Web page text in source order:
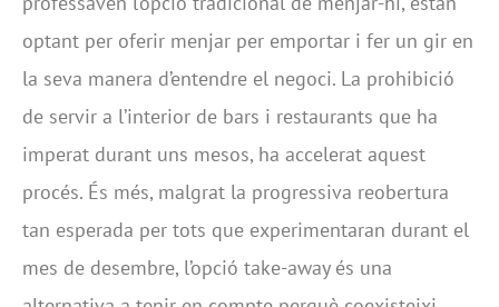
optant per oferir menjar per emportar i fer un gir en
la seva manera d’entendre el negoci. La prohibició
de servir a l’interior de bars i restaurants que ha
imperat durant uns mesos, ha accelerat aquest
procés. És més, malgrat la progressiva reobertura
tan esperada per tots que experimentaran durant el
mes de desembre, l’opció take-away és una